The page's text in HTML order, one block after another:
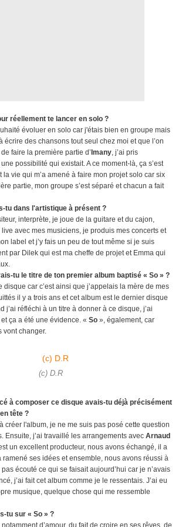
réellement te lancer en solo ?
évoluer en solo car j'étais bien en groupe mais
écrire des chansons tout seul chez moi et que l’on
faire la première partie d’ Imany, j’ai pris
possibilité qui existait. A ce moment-là, ça s’est
la vie qui m’a amené à faire mon projet solo car six
partie, mon groupe s’est séparé et chacun a fait
tu dans l'artistique à présent ?
interprète, je joue de la guitare et du cajon,
avec mes musiciens, je produis mes concerts et
label et j’y fais un peu de tout même si je suis
par Dilek qui est ma cheffe de projet et Emma qui
tu le titre de ton premier album baptisé « So » ?
disque car c’est ainsi que j’appelais la mère de mes
il y a trois ans et cet album est le dernier disque
j’ai réfléchi à un titre à donner à ce disque, j’ai
ça a été une évidence. « So », également, car
vont changer.
(c) D.R
à composer ce disque avais-tu déjà précisément
tête ?
créer l'album, je ne me suis pas posé cette question
Ensuite, j’ai travaillé les arrangements avec Arnaud
un excellent producteur, nous avons échangé, il a
ramené ses idées et ensemble, nous avons réussi à
écouté ce qui se faisait aujourd’hui car je n’avais
j’ai fait cet album comme je le ressentais. J’ai eu
musique, quelque chose qui me ressemble
tu sur « So » ?
d’amour, du fait de croire en ses rêves, de